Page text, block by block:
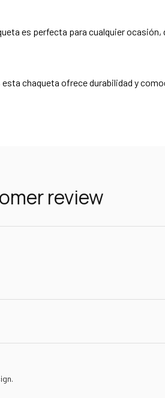
es perfecta para cualquier ocasión,
chaqueta ofrece durabilidad y
review